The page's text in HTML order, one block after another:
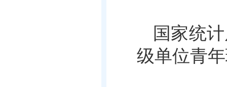
国家统
级单位青